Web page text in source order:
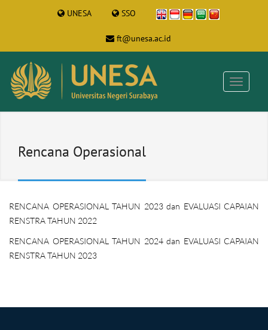
UNESA SSO
ft@unesa.ac.id
Rencana Operasional
RENCANA OPERASIONAL TAHUN 2023 dan EVALUASI CAPAIAN
RENSTRA TAHUN 2022
RENCANA OPERASIONAL TAHUN 2024 dan EVALUASI CAPAIAN
RENSTRA TAHUN 2023